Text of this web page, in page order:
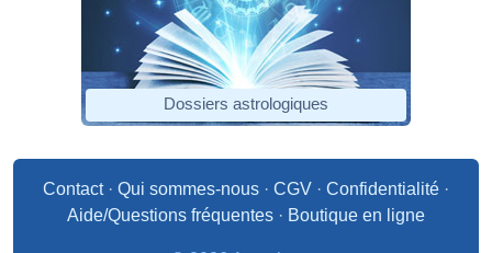
Dossiers astrologiques
Contact· Qui sommes-nous · CGV · Confidentialité ·
Aide/Questions fréquentes · Boutique en ligne